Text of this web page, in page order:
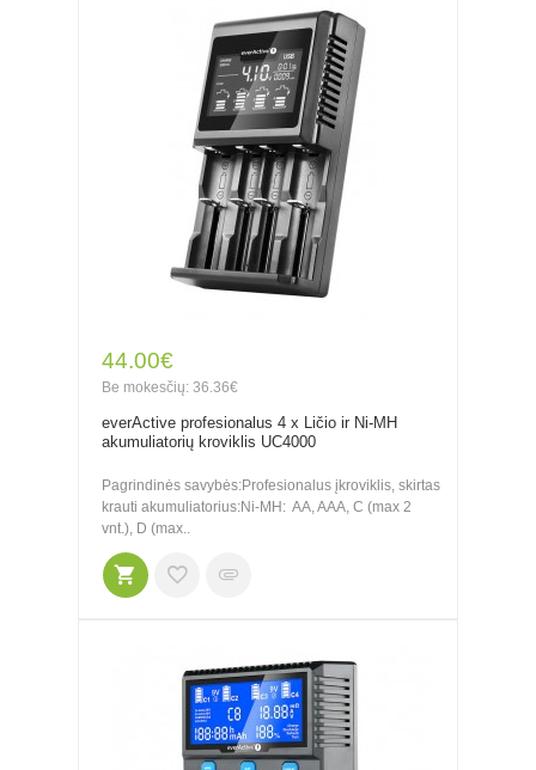
44.00€
Be mokesčių: 36.36€
everActive profesionalus 4 x Ličio ir Ni-MH
akumuliatorių kroviklis UC4000
Pagrindinės savybės:Profesionalus įkroviklis, skirtas
krauti akumuliatorius:Ni-MH: AA, AAA, C (max 2
vnt.), D (max..